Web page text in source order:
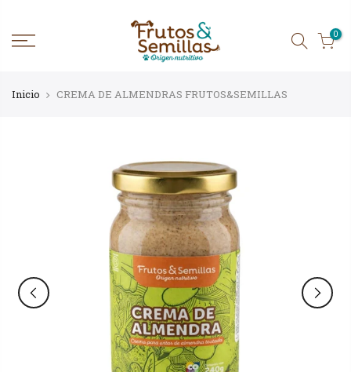
0
Inicio CREMA DE ALMENDRAS FRUTOS&SEMILLAS